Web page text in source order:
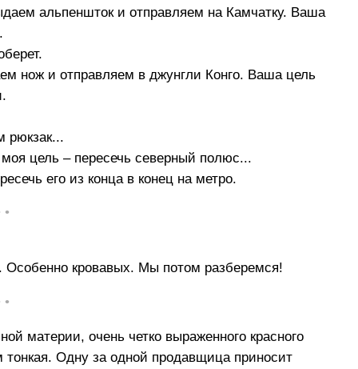
альпеншток и отправляем на Камчатку. Ваша
нож и отправляем в джунгли Конго. Ваша цель
рюкзак...
цель – пересечь северный полюс...
его из конца в конец на метро.
•
кровавых. Мы потом разберемся!
•
материи, очень четко выраженного красного
Одну за одной продавщица приносит